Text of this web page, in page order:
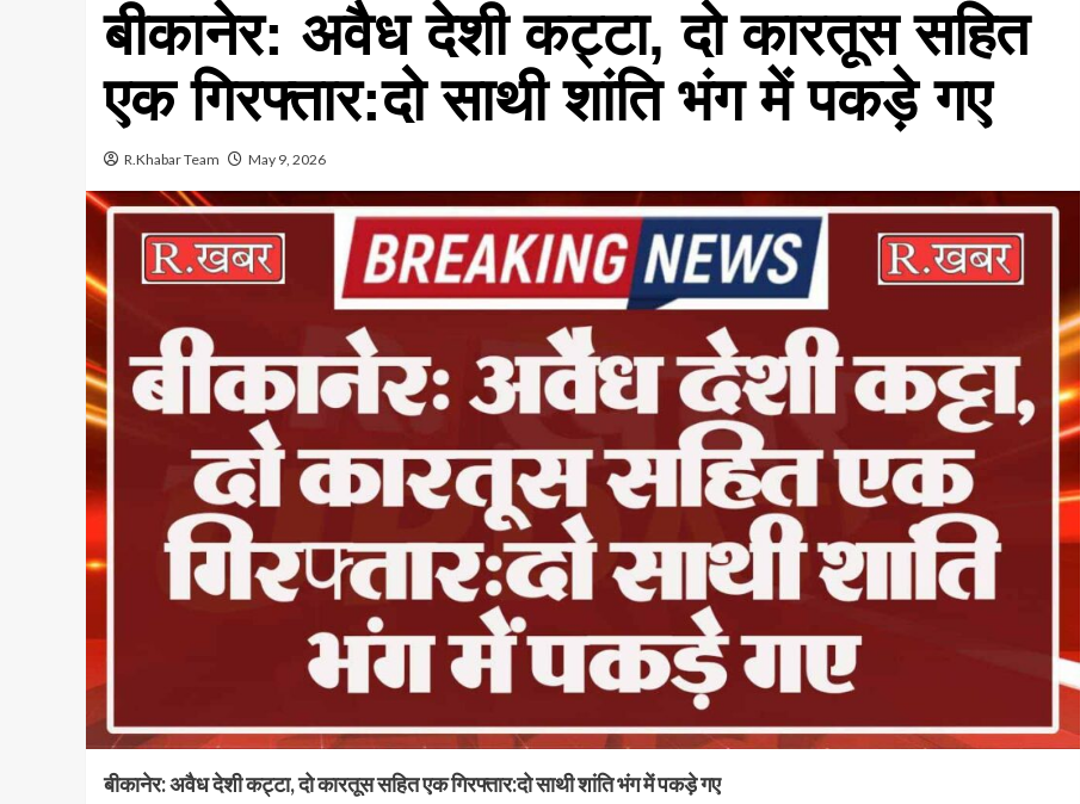
बीकानेर: अवैध देशी कट्टा, दो कारतूस सहित
एक गिरफ्तार:दो साथी शांति भंग में पकड़े गए
R.Khabar Team May 9, 2026
बीकानेर: अवैध देशी कट्टा, दो कारतूस सहित एक गिरफ्तार:दो साथी शांति भंग में पकड़े गए